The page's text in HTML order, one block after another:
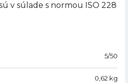
v súlade s normou ISO 228
5/50
0,62 kg